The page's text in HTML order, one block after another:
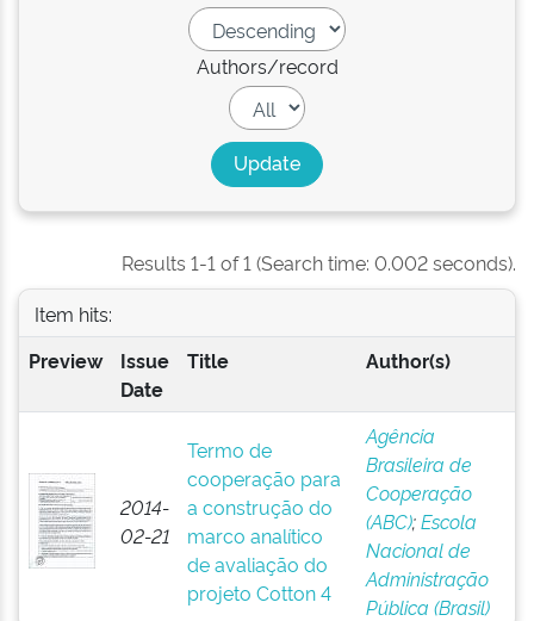
Authors/record
Results 1-1 of 1 (Search time: 0.002 seconds).
Item hits:
Preview
Issue
Date
Title Author(s)
2014-
02-21
Termo de
cooperação para
a construção do
marco analítico
de avaliação do
projeto Cotton 4
Agência
Brasileira de
Cooperação
(ABC);Escola
Nacional de
Administração
Pública (Brasil)